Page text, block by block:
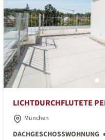
LICHTDURCHFLUTETE
GROSSER DACHTERRASSE
München
DACHGESCHOSSWOHNUNG